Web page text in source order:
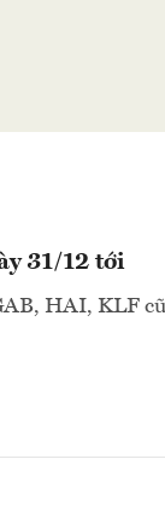
31/12 tới
HAI, KLF